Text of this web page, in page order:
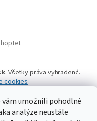
vám umožnili pohodlné
analýze neustále
. Všetky práva vyhradené.
cookies
s.r.o.,IČO: 36484610,